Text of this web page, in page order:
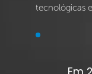
tecnológicas